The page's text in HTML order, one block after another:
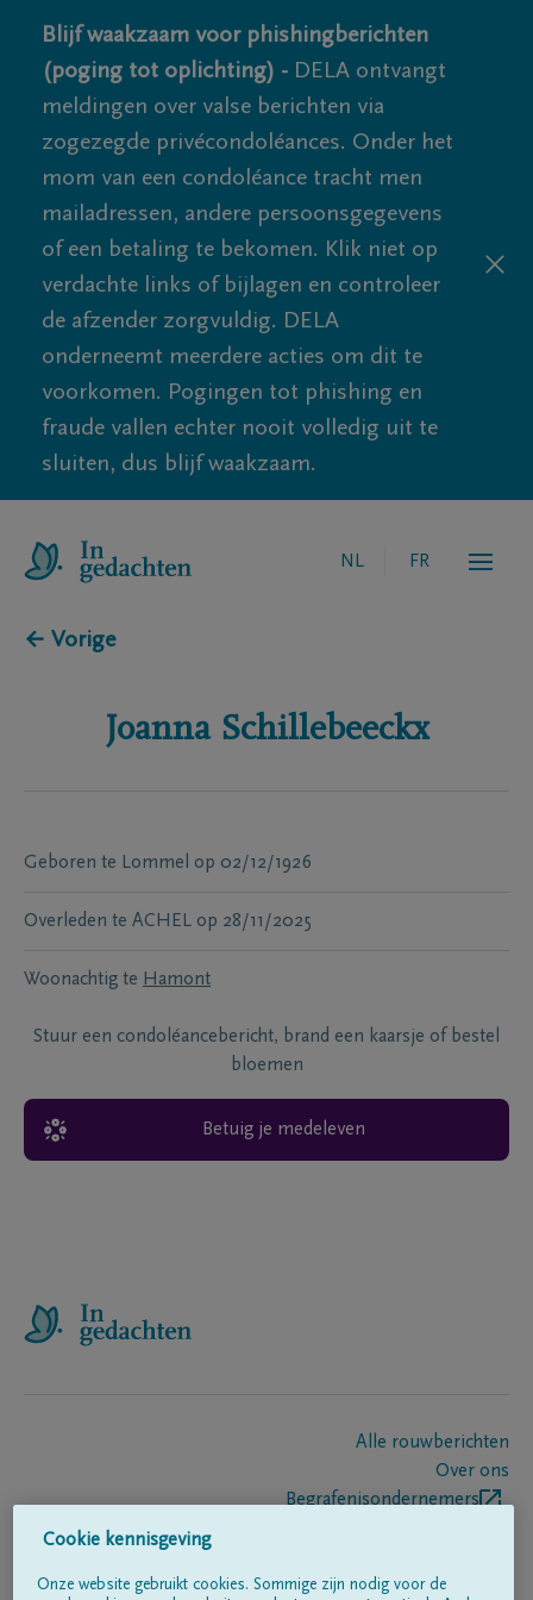
Blijf waakzaam voor phishingberichten
(poging tot oplichting) - DELA ontvangt
meldingen over valse berichten via
zogezegde privécondoléances. Onder het
mom van een condoléance tracht men
mailadressen, andere persoonsgegevens
of een betaling te bekomen. Klik niet op
verdachte links of bijlagen en controleer
de afzender zorgvuldig. DELA
onderneemt meerdere acties om dit te
voorkomen. Pogingen tot phishing en
fraude vallen echter nooit volledig uit te
sluiten, dus blijf waakzaam.
NL FR
← Vorige
Joanna Schillebeeckx
Geboren te Lommel op 02/12/1926
Overleden te ACHEL op 28/11/2025
Woonachtig te Hamont
Stuur een condoléancebericht, brand een kaarsje of bestel
bloemen
Betuig je medeleven
Alle rouwberichten
Over ons
Begrafenisondernemers
Cookie kennisgeving
Onze website gebruikt cookies. Sommige zijn nodig voor de